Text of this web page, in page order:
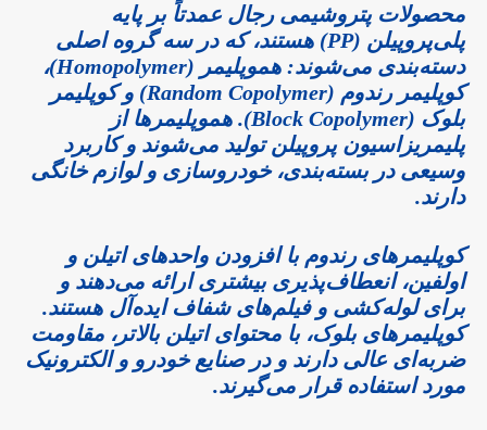
محصولات پتروشیمی رجال عمدتاً بر پایه
پلی‌پروپیلن (PP) هستند، که در سه گروه اصلی
دسته‌بندی می‌شوند: هموپلیمر (Homopolymer)،
کوپلیمر رندوم (Random Copolymer) و کوپلیمر
بلوک (Block Copolymer). هموپلیمرها از
پلیمریزاسیون پروپیلن تولید می‌شوند و کاربرد
وسیعی در بسته‌بندی، خودروسازی و لوازم خانگی
دارند.
کوپلیمرهای رندوم با افزودن واحدهای اتیلن و
اولفین، انعطاف‌پذیری بیشتری ارائه می‌دهند و
برای لوله‌کشی و فیلم‌های شفاف ایده‌آل هستند.
کوپلیمرهای بلوک، با محتوای اتیلن بالاتر، مقاومت
ضربه‌ای عالی دارند و در صنایع خودرو و الکترونیک
مورد استفاده قرار می‌گیرند.